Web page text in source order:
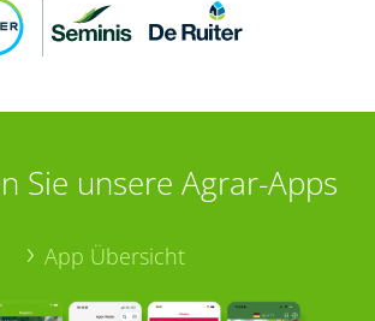
Sie unsere Agrar-Apps
App Übersicht